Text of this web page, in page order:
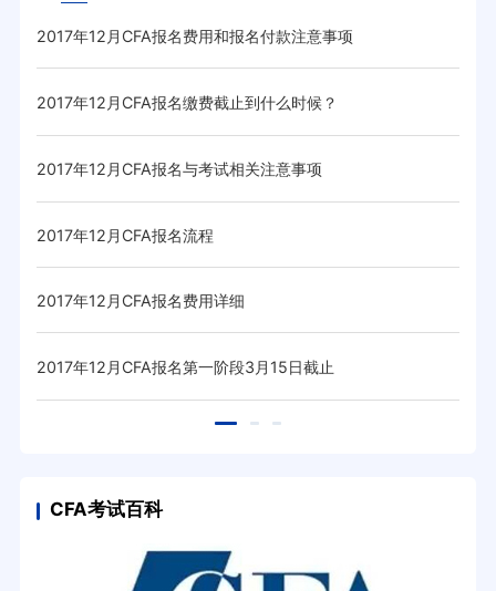
2017年12月CFA报名费用和报名付款注意事项
2017年12月CFA报名缴费截止到什么时候？
2017年12月CFA报名与考试相关注意事项
2017年12月CFA报名流程
2017年12月CFA报名费用详细
2017年12月CFA报名第一阶段3月15日截止
CFA考试百科